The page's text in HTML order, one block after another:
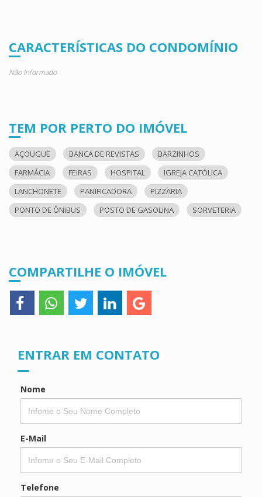
CARACTERÍSTICAS DO CONDOMÍNIO
Não Informado
TEM POR PERTO DO IMÓVEL
AÇOUGUE BANCA DE REVISTAS
BARZINHOS
FARMÁCIA
FEIRAS HOSPITAL
IGREJA CATÓLICA
LANCHONETE
PANIFICADORA
PIZZARIA
PONTO DE ÔNIBUS
POSTO DE GASOLINA SORVETERIA
COMPARTILHE O IMÓVEL
ENTRAR EM CONTATO
Nome
E-Mail
Telefone